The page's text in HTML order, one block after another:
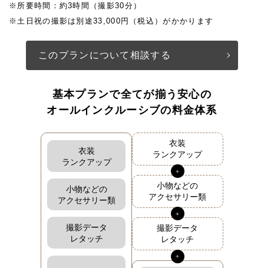
※所要時間：約3時間（撮影30分）
※土日祝の撮影は別途33,000円（税込）がかかります
このプランについて相談する
基本プランで全てが揃う安心の
オールインクルーシブの料金体系
衣装
ランクアップ
小物などの
アクセサリー類
撮影データ
レタッチ
衣装
ランクアップ
小物などの
アクセサリー類
撮影データ
レタッチ